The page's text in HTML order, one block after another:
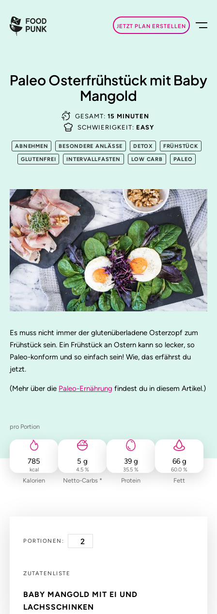
JETZT PLAN ERSTELLEN
Paleo Osterfrühstück mit Baby
Mangold
GESAMT: 15 MINUTEN
SCHWIERIGKEIT: EASY
ABNEHMEN BESONDERE ANLÄSSE DETOX FRÜHSTÜCK
GLUTENFREI INTERVALLFASTEN LOW CARB PALEO
Es muss nicht immer der glutenüberladene Osterzopf zum
Frühstück sein. Ein Frühstück an Ostern kann so lecker, so
Paleo-konform und so einfach sein! Wie, das erfährst du
jetzt.
(Mehr über die Paleo-Ernährung findest du in diesem Artikel.)
pro Portion
785
kcal
Kalorien
5 g
4.5 %
Netto-Carbs *
39 g
35.5 %
Protein
66 g
60.0 %
Fett
PORTIONEN:
ZUTATENLISTE
BABY MANGOLD MIT EI UND
LACHSSCHINKEN